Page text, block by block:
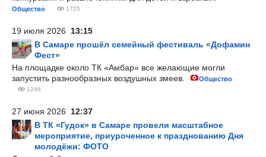
Общество 1725
19 июля 2026 13:15
В Самаре прошёл семейный фестиваль «Дофамин
Фест»
На площадке около ТК «Амбар» все желающие могли
запустить разнообразных воздушных змеев.
Общество
1246
27 июня 2026 12:37
В ТК «Гудок» в Самаре провели масштабное
мероприятие, приуроченное к празднованию Дня
молодёжи: ФОТО